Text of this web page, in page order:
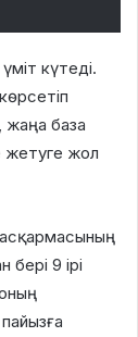
күтеді.
база
жетуге жол
9 ірі